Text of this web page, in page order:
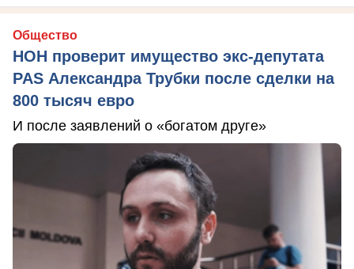
Общество
НОН проверит имущество экс-депутата
PAS Александра Трубки после сделки на
800 тысяч евро
И после заявлений о «богатом друге»